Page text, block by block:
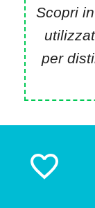
Scopri
per